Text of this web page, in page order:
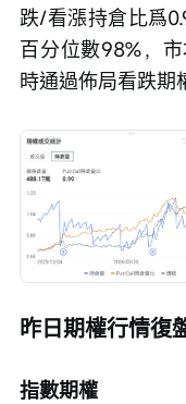
跌/看漲持倉比爲
百分位數98%，
時通過佈局看跌期
昨日期權行情復
指數期權